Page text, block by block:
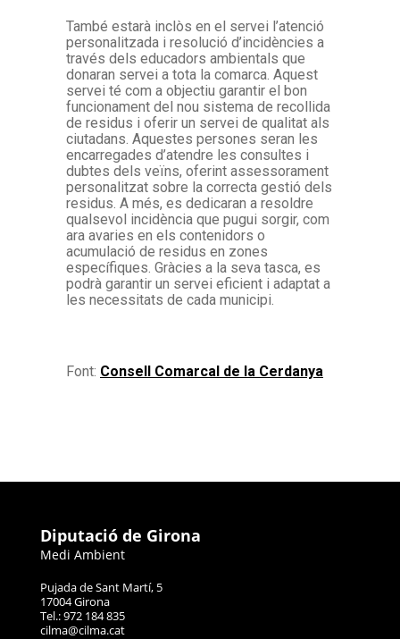
També estarà inclòs en el servei l’atenció
personalitzada i resolució d’incidències a
través dels educadors ambientals que
donaran servei a tota la comarca. Aquest
servei té com a objectiu garantir el bon
funcionament del nou sistema de recollida
de residus i oferir un servei de qualitat als
ciutadans. Aquestes persones seran les
encarregades d’atendre les consultes i
dubtes dels veïns, oferint assessorament
personalitzat sobre la correcta gestió dels
residus. A més, es dedicaran a resoldre
qualsevol incidència que pugui sorgir, com
ara avaries en els contenidors o
acumulació de residus en zones
específiques. Gràcies a la seva tasca, es
podrà garantir un servei eficient i adaptat a
les necessitats de cada municipi.
Font: Consell Comarcal de la Cerdanya
Diputació de Girona
Medi Ambient
Pujada de Sant Martí, 5
17004 Girona
Tel.: 972 184 835
cilma@cilma.cat